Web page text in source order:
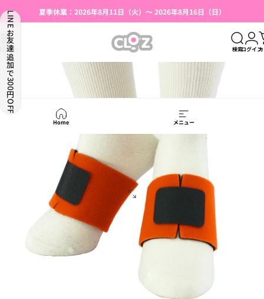
夏季休業：2026年8月11日（火）～ 2026年8月16日（日）
【本店限定】会員登録で500円OFFクーポン
湯たんぽ使用上のご注意（はじめての方へ）
スライドショーを一時停止
ュー CLO'Z｜クロッツ公式 検索ログイン
Home メニュー
LINEお友達追加で300円OFF